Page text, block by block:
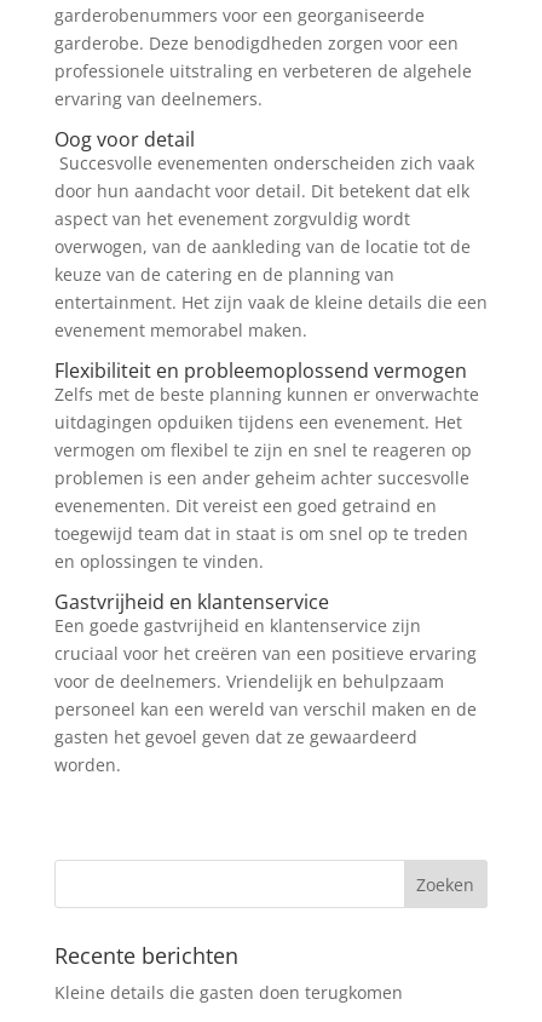
garderobenummers voor een georganiseerde
garderobe. Deze benodigdheden zorgen voor een
professionele uitstraling en verbeteren de algehele
ervaring van deelnemers.
Oog voor detail
Succesvolle evenementen onderscheiden zich vaak
door hun aandacht voor detail. Dit betekent dat elk
aspect van het evenement zorgvuldig wordt
overwogen, van de aankleding van de locatie tot de
keuze van de catering en de planning van
entertainment. Het zijn vaak de kleine details die een
evenement memorabel maken.
Flexibiliteit en probleemoplossend vermogen
Zelfs met de beste planning kunnen er onverwachte
uitdagingen opduiken tijdens een evenement. Het
vermogen om flexibel te zijn en snel te reageren op
problemen is een ander geheim achter succesvolle
evenementen. Dit vereist een goed getraind en
toegewijd team dat in staat is om snel op te treden
en oplossingen te vinden.
Gastvrijheid en klantenservice
Een goede gastvrijheid en klantenservice zijn
cruciaal voor het creëren van een positieve ervaring
voor de deelnemers. Vriendelijk en behulpzaam
personeel kan een wereld van verschil maken en de
gasten het gevoel geven dat ze gewaardeerd
worden.
Recente berichten
Kleine details die gasten doen terugkomen